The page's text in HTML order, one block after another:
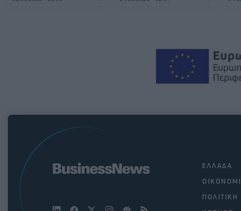
ΕΛΛΑΔΑ
ΠΟΛΙΤΙΚΗ